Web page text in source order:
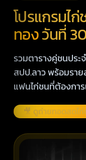
โปรแกรมไก่
ทองวันที่
รวมตารางคู่ชนปร
สปป.ลาว พร้อมรา
แฟนไก่ชนที่ต้องกา
🎥 ดูถ่ายทอดสดไ